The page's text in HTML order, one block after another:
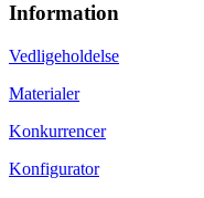
Information
Vedligeholdelse
Materialer
Konkurrencer
Konfigurator